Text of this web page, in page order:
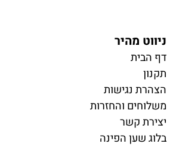
ניווט מהיר
דף הבית
תקנון
הצהרת נגישות
משלוחים והחזרות
יצירת קשר
בלוג שען הפינה